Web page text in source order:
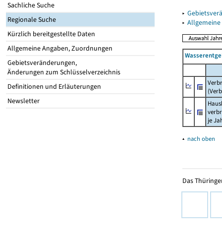
Sachliche Suche
Regionale Suche
Kürzlich bereitgestellte Daten
Allgemeine Angaben, Zuordnungen
Gebietsveränderungen,
Änderungen zum Schlüsselverzeichnis
Definitionen und Erläuterungen
Newsletter
▸
▸
je
▴ nach oben
Das